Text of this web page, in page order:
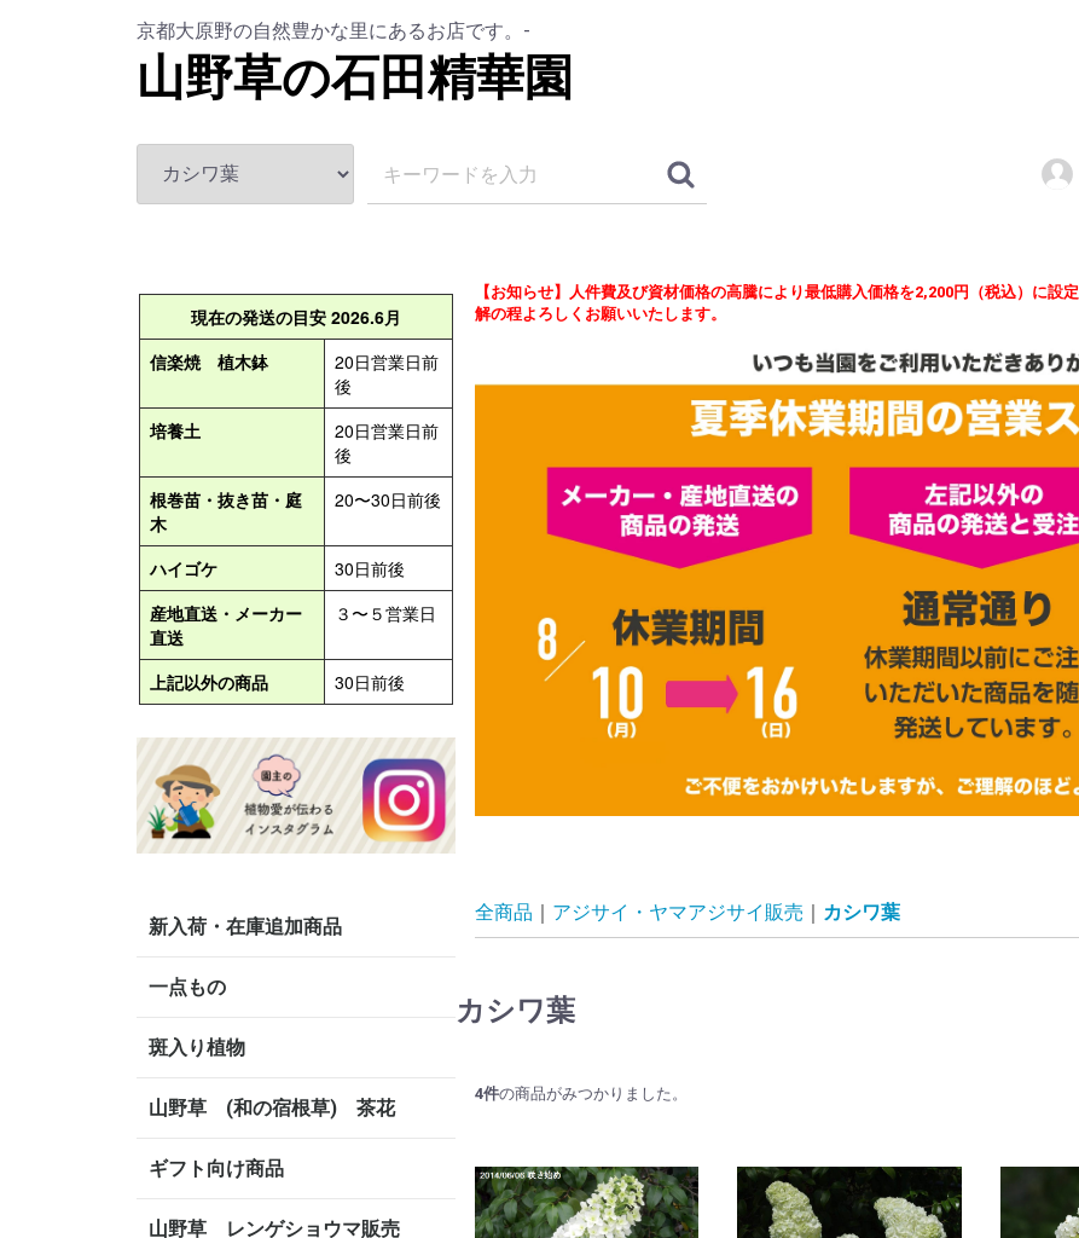
京都大原野の自然豊かな里にあるお店です。-
山野草の石田精華園
新入荷・在庫追加商品
一点もの
斑入り植物
山野草 (和の宿根草) 茶花
ギフト向け商品
山野草 レンゲショウマ販売
【お知らせ】人件費及び資材価格の高騰により最低購入価格を2,200円（税込）に
解の程よろしくお願いいたします。
全商品 アジサイ・ヤマアジサイ販売 カシワ葉
カシワ葉
4件の商品がみつかりました。